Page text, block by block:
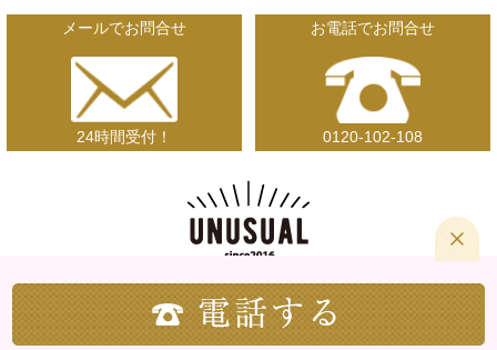
メールでお問合せ
24時間受付！
お電話でお問合せ
0120-102-108
〒492-8421 愛知県稲沢市高重西町182番地
Copyright © アンユージュアル All Rights Reserved.